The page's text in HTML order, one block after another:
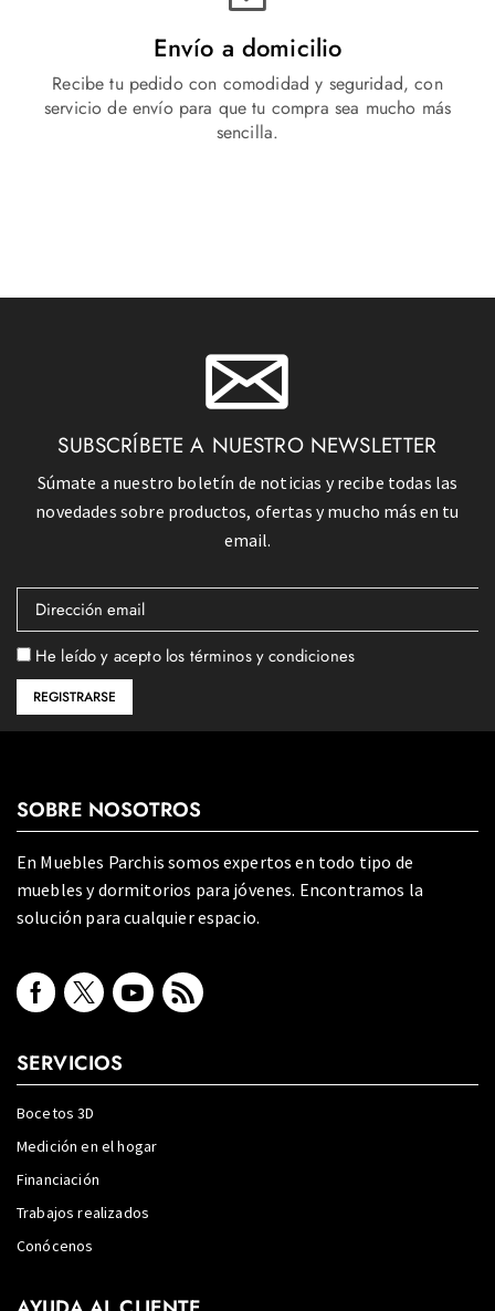
Envío a domicilio
Recibe tu pedido con comodidad y seguridad, con
servicio de envío para que tu compra sea mucho más
sencilla.
SUBSCRÍBETE A NUESTRO NEWSLETTER
Súmate a nuestro boletín de noticias y recibe todas las
novedades sobre productos, ofertas y mucho más en tu
email.
He leído y acepto los términos y condiciones
SOBRE NOSOTROS
En Muebles Parchis somos expertos en todo tipo de
muebles y dormitorios para jóvenes. Encontramos la
solución para cualquier espacio.
SERVICIOS
Bocetos 3D
Medición en el hogar
Financiación
Trabajos realizados
Conócenos